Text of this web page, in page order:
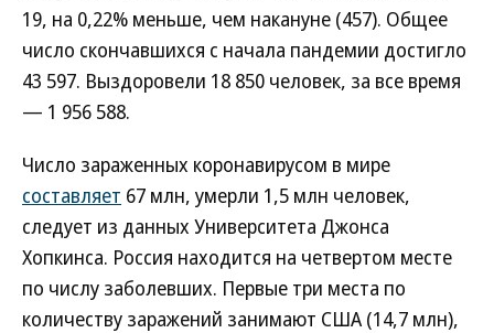
19, на 0,22% меньше, чем накануне (457). Общее
число скончавшихся с начала пандемии достигло
43 597. Выздоровели 18 850 человек, за все время
— 1 956 588.
Число зараженных коронавирусом в мире
составляет 67 млн, умерли 1,5 млн человек,
следует из данных Университета Джонса
Хопкинса. Россия находится на четвертом месте
по числу заболевших. Первые три места по
количеству заражений занимают США (14,7 млн),